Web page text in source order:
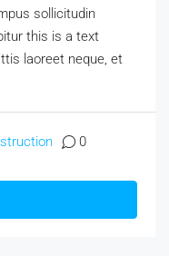
sollicitudin
this is a text
laoreet neque, et
0